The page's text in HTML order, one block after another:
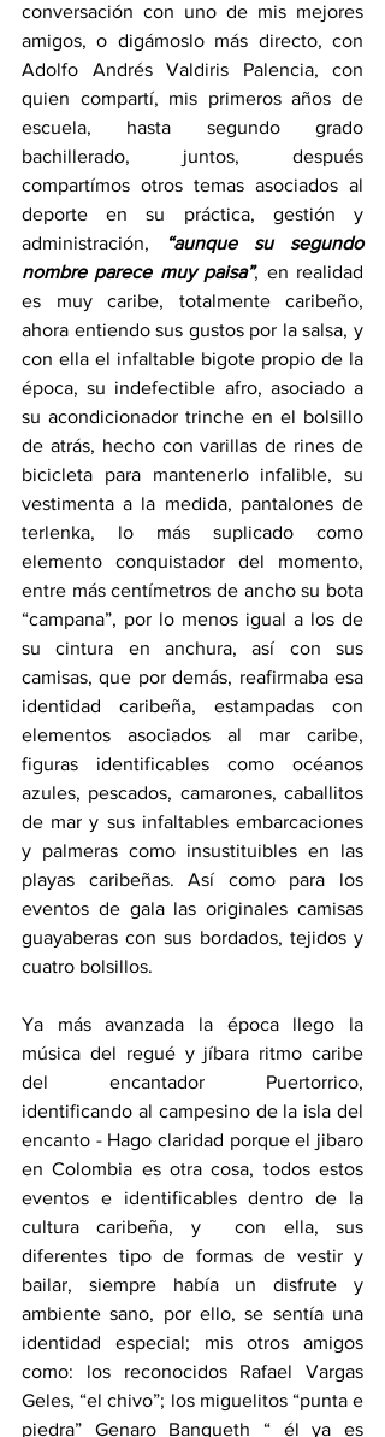
conversación con uno de mis mejores
amigos, o digámoslo más directo, con
Adolfo Andrés Valdiris Palencia, con
quien compartí, mis primeros años de
escuela, hasta segundo grado
bachillerado, juntos, después
compartímos otros temas asociados al
deporte en su práctica, gestión y
administración,
“aunque su segundo
nombre parece muy paisa”, en realidad
es muy caribe, totalmente caribeño,
ahora entiendo sus gustos por la salsa, y
con ella el infaltable bigote propio de la
época, su indefectible afro, asociado a
su acondicionador trinche en el bolsillo
de atrás, hecho con varillas de rines de
bicicleta para mantenerlo infalible, su
vestimenta a la medida, pantalones de
terlenka, lo más suplicado como
elemento conquistador del momento,
entre más centímetros de ancho su bota
“campana”, por lo menos igual a los de
su cintura en anchura, así con sus
camisas, que por demás, reafirmaba esa
identidad caribeña, estampadas con
elementos asociados al mar caribe,
figuras identificables como océanos
azules, pescados, camarones, caballitos
de mar y sus infaltables embarcaciones
y palmeras como insustituibles en las
playas caribeñas. Así como para los
eventos de gala las originales camisas
guayaberas con sus bordados, tejidos y
cuatro bolsillos.
Ya más avanzada la época llego la
música del regué y jíbara ritmo caribe
del encantador Puertorrico,
identificando al campesino de la isla del
encanto - Hago claridad porque el jibaro
en Colombia es otra cosa, todos estos
eventos e identificables dentro de la
cultura caribeña, y  con ella, sus
diferentes tipo de formas de vestir y
bailar, siempre había un disfrute y
ambiente sano, por ello, se sentía una
identidad especial; mis otros amigos
como: los reconocidos Rafael Vargas
Geles, “el chivo”; los miguelitos “punta e
piedra” Genaro Banqueth “ él ya es